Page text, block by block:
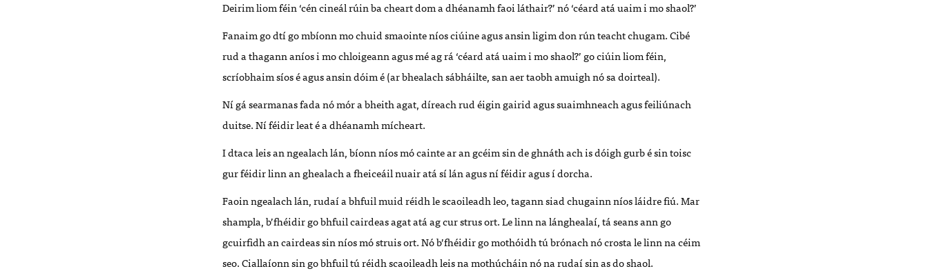
Deirim liom féin ‘cén cineál rúin ba cheart dom a dhéanamh faoi láthair?’ nó ‘céard atá uaim i mo shaol?’
Fanaim go dtí go mbíonn mo chuid smaointe níos ciúine agus ansin ligim don rún teacht chugam. Cibé
rud a thagann aníos i mo chloigeann agus mé ag rá ‘céard atá uaim i mo shaol?’ go ciúin liom féin,
scríobhaim síos é agus ansin dóim é (ar bhealach sábháilte, san aer taobh amuigh nó sa doirteal).
Ní gá searmanas fada nó mór a bheith agat, díreach rud éigin gairid agus suaimhneach agus feiliúnach
duitse. Ní féidir leat é a dhéanamh mícheart.
I dtaca leis an ngealach lán, bíonn níos mó cainte ar an gcéim sin de ghnáth ach is dóigh gurb é sin toisc
gur féidir linn an ghealach a fheiceáil nuair atá sí lán agus ní féidir agus í dorcha.
Faoin ngealach lán, rudaí a bhfuil muid réidh le scaoileadh leo, tagann siad chugainn níos láidre fiú. Mar
shampla, b’fhéidir go bhfuil cairdeas agat atá ag cur strus ort. Le linn na lánghealaí, tá seans ann go
gcuirfidh an cairdeas sin níos mó struis ort. Nó b’fhéidir go mothóidh tú brónach nó crosta le linn na céim
seo. Ciallaíonn sin go bhfuil tú réidh scaoileadh leis na mothúcháin nó na rudaí sin as do shaol.